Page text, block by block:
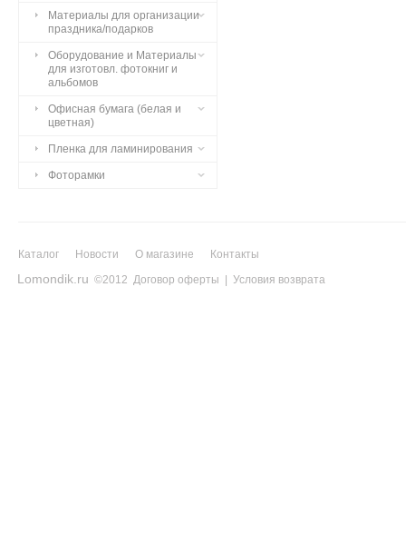
Материалы для организации
праздника/подарков
Оборудование и Материалы
для изготовл. фотокниг и
альбомов
Офисная бумага (белая и
цветная)
Пленка для ламинирования
Фоторамки
Каталог Новости О магазине Контакты
Lomondik.ru ©2012 Договор оферты Условия возврата